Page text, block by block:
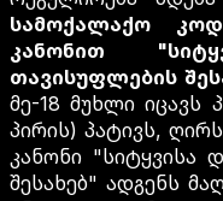
სამოქალაქო
კანონით
თავისუფლების
მე-18 მუხლი იცავს
პირის) პატივს,
კანონი "სიტყვისა
შესახებ" ადგენს